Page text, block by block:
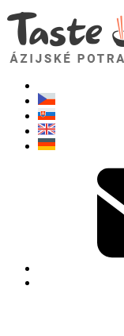
Neváhajte